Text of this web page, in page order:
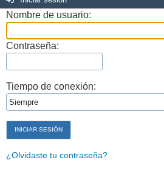
Nombre de usuario:
Contraseña:
Tiempo de conexión:
¿Olvidaste tu contraseña?